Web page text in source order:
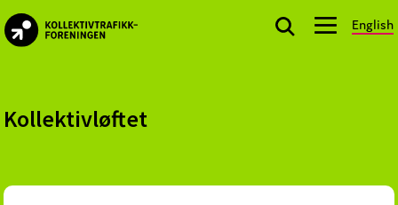
Skip
to
Skip
to
Skip
to
English
offentlige
Kollektivløftet